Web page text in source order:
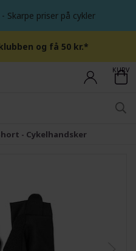
- Skarpe priser på cykler
og få 50 kr.*
KURV
- Cykelhandsker